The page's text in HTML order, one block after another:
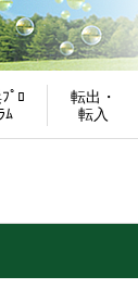
ﾟﾛ
ﾑ
転出・
転入